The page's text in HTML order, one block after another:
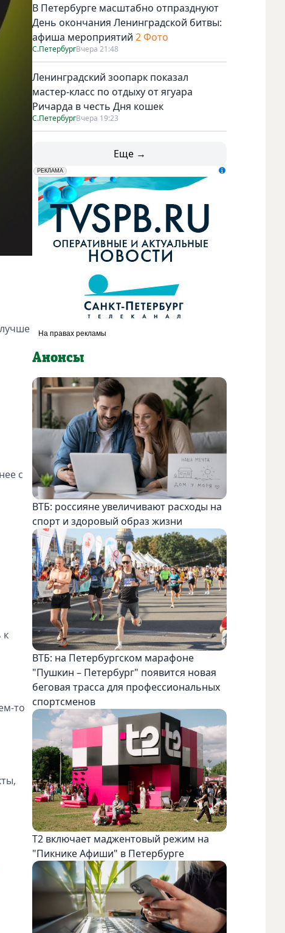
с
к
то
В Петербурге масштабно отпразднуют
День окончания Ленинградской битвы:
афиша мероприятий 2 Фото
С.ПетербургВчера 21:48
Ленинградский зоопарк показал
мастер-класс по отдыху от ягуара
Ричарда в честь Дня кошек
С.ПетербургВчера 19:23
Еще →
erid: LdtCK5udn
РЕКЛАМА
АО "ГАТР", ИНН: 7841320717
Анонсы
ВТБ: россияне увеличивают расходы на
спорт и здоровый образ жизни
ВТБ: на Петербургском марафоне
"Пушкин – Петербург" появится новая
беговая трасса для профессиональных
спортсменов
Т2 включает маджентовый режим на
"Пикнике Афиши" в Петербурге